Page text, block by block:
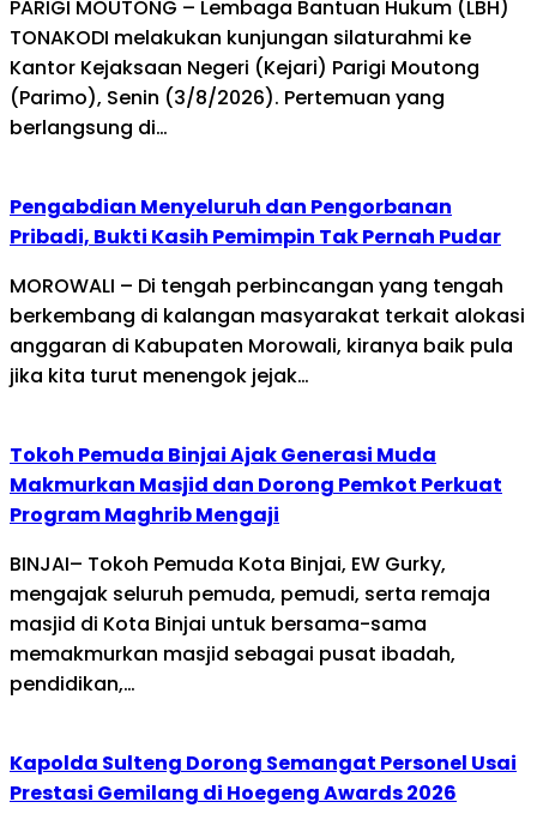
PARIGI MOUTONG – Lembaga Bantuan Hukum (LBH)
TONAKODI melakukan kunjungan silaturahmi ke
Kantor Kejaksaan Negeri (Kejari) Parigi Moutong
(Parimo), Senin (3/8/2026). Pertemuan yang
berlangsung di…
Pengabdian Menyeluruh dan Pengorbanan
Pribadi, Bukti Kasih Pemimpin Tak Pernah Pudar
MOROWALI – Di tengah perbincangan yang tengah
berkembang di kalangan masyarakat terkait alokasi
anggaran di Kabupaten Morowali, kiranya baik pula
jika kita turut menengok jejak…
Tokoh Pemuda Binjai Ajak Generasi Muda
Makmurkan Masjid dan Dorong Pemkot Perkuat
Program Maghrib Mengaji
BINJAI– Tokoh Pemuda Kota Binjai, EW Gurky,
mengajak seluruh pemuda, pemudi, serta remaja
masjid di Kota Binjai untuk bersama-sama
memakmurkan masjid sebagai pusat ibadah,
pendidikan,…
Kapolda Sulteng Dorong Semangat Personel Usai
Prestasi Gemilang di Hoegeng Awards 2026